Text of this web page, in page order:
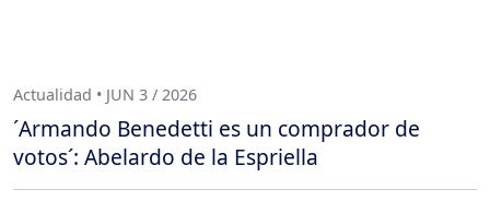
Actualidad • JUN 3 / 2026
´Armando Benedetti es un comprador de
votos´: Abelardo de la Espriella